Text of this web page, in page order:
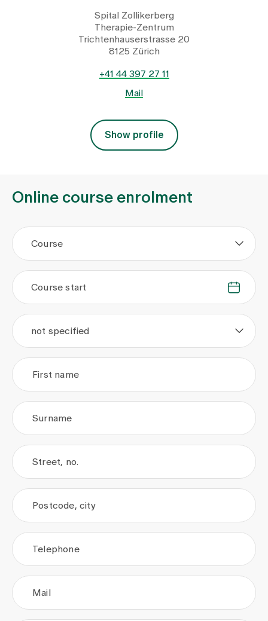
Spital Zollikerberg
Therapie-Zentrum
Trichtenhauserstrasse 20
8125 Zürich
+41 44 397 27 11
Mail
Show profile
Online course enrolment
Course
. .
Course start
not specified
First name
Surname
Street, no.
Postcode, city
Telephone
Mail